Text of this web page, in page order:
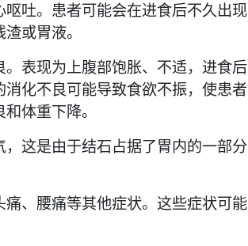
吐。患者可能会在进食后不久出现
或胃液。
表现为上腹部饱胀、不适，进食后
化不良可能导致食欲不振，使患者
体重下降。
这是由于结石占据了胃内的一部分
、腰痛等其他症状。这些症状可能